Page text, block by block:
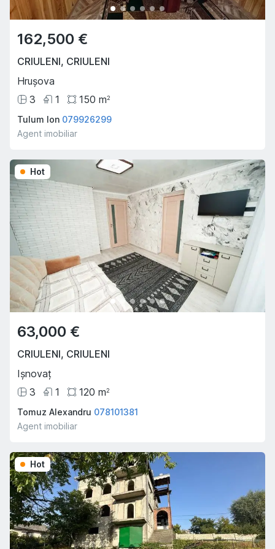
162,500 €
CRIULENI, CRIULENI
Hrușova
3
1 150 m2
Tulum Ion 079926299
Agent imobiliar
Hot
63,000 €
CRIULENI, CRIULENI
Ișnovaț
3
1 120 m2
Tomuz Alexandru 078101381
Agent imobiliar
Hot